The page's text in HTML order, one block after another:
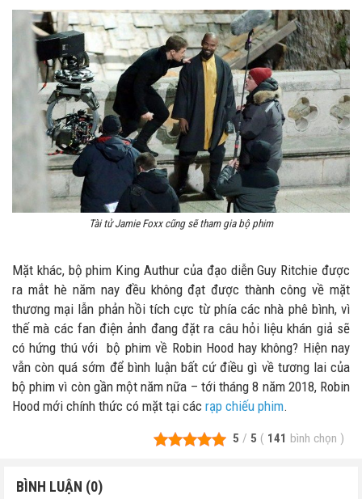
Tài tử Jamie Foxx cũng sẽ tham gia bộ phim
Mặt khác, bộ phim King Authur của đạo diễn Guy Ritchie được
ra mắt hè năm nay đều không đạt được thành công về mặt
thương mại lẫn phản hồi tích cực từ phía các nhà phê bình, vì
thế mà các fan điện ảnh đang đặt ra câu hỏi liệu khán giả sẽ
có hứng thú với bộ phim về Robin Hood hay không? Hiện nay
vẫn còn quá sớm để bình luận bất cứ điều gì về tương lai của
bộ phim vì còn gần một năm nữa – tới tháng 8 năm 2018, Robin
Hood mới chính thức có mặt tại các rạp chiếu phim.
5 / 5 ( 141 bình chọn )
BÌNH LUẬN (0)